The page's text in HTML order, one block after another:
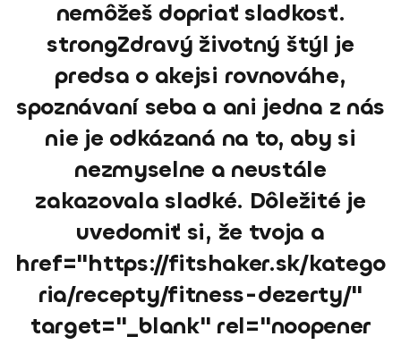
nemôžeš dopriať sladkosť.
strongZdravý životný štýl je
predsa o akejsi rovnováhe,
spoznávaní seba a ani jedna z nás
nie je odkázaná na to, aby si
nezmyselne a neustále
zakazovala sladké. Dôležité je
uvedomiť si, že tvoja a
href="https://fitshaker.sk/katego
ria/recepty/fitness-dezerty/"
target="_blank" rel="noopener